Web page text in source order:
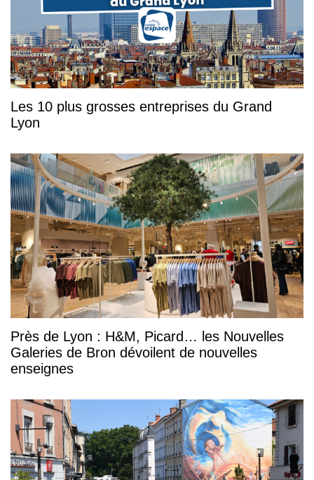
Les 10 plus grosses entreprises du Grand
Lyon
Près de Lyon : H&M, Picard… les Nouvelles
Galeries de Bron dévoilent de nouvelles
enseignes